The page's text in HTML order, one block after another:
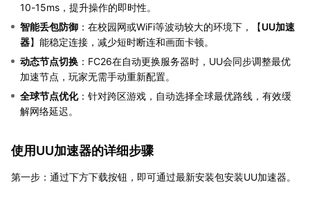
10-15ms，提升操作的即时性。
智能丢包防御 ：在校园网或WiFi等波动较大的环境下，【UU加速
器】能稳定连接，减少短时断连和画面卡顿。
动态节点切换 ：FC26在自动更换服务器时，UU会同步调整最优
加速节点，玩家无需手动重新配置。
全球节点优化：针对跨区游戏，自动选择全球最优路线，有效缓
解网络延迟。
使用UU加速器的详细步骤
第一步：通过下方下载按钮，即可通过最新安装包安装UU加速器。